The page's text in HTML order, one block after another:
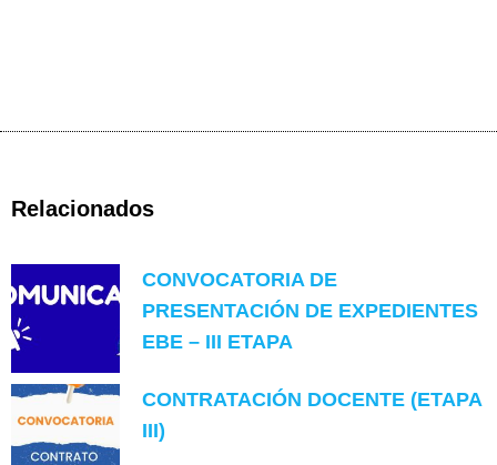
Relacionados
CONVOCATORIA DE
PRESENTACIÓN DE EXPEDIENTES
EBE – III ETAPA
CONTRATACIÓN DOCENTE (ETAPA
III)